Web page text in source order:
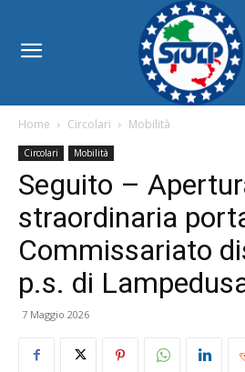
Home Circolari Mobilità
Circolari Mobilità
Seguito –
straordinaria
Commissariato
p.s. di
7 Maggio 2026